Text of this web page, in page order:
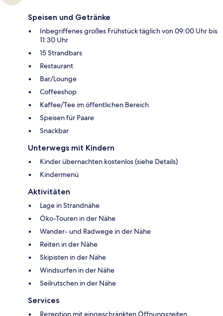
Speisen und Getränke
Inbegriffenes großes Frühstück täglich von 09:00 Uhr bis
11:30 Uhr
15 Strandbars
Restaurant
Bar/Lounge
Coffeeshop
Kaffee/Tee im öffentlichen Bereich
Speisen für Paare
Snackbar
Unterwegs mit Kindern
Kinder übernachten kostenlos (siehe Details)
Kindermenü
Aktivitäten
Lage in Strandnähe
Öko-Touren in der Nähe
Wander- und Radwege in der Nähe
Reiten in der Nähe
Skipisten in der Nähe
Windsurfen in der Nähe
Seilrutschen in der Nähe
Services
Rezeption mit eingeschränkten Öffnungszeiten